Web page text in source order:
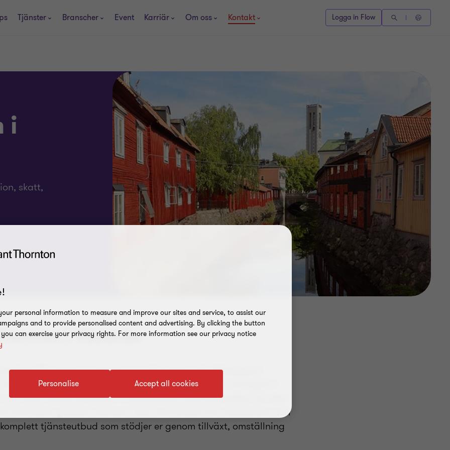
Tjänster Branscher Event Karriär Om oss Kontakt Logga in Flow
i
skatt,
i Västerås
partner förrevision,redovisning,lön,skattochrådgivning
städer med ett starkt industriellt arv och ett näringsliv i
möta denna dynamik. Vi kombinerar djup kännedom om den
globala nätverk i över 150 länder. För medelstora och
tjänsteutbud som stödjer er genom tillväxt, omställning
personal information to measure and improve our sites and service, to assist our
and to provide personalised content and advertising. By clicking the button
can exercise your privacy rights. For more information see our privacy notice
Accept all cookies
Personalise